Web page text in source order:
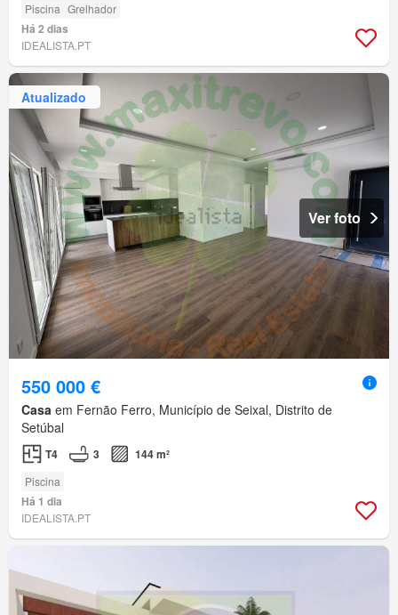
Piscina Grelhador
Há 2 dias
IDEALISTA.PT
Atualizado
Ver foto
550 000 €
Casa em Fernão Ferro, Município de Seixal, Distrito de
Setúbal
T4 3 144 m²
Piscina
Há 1 dia
IDEALISTA.PT